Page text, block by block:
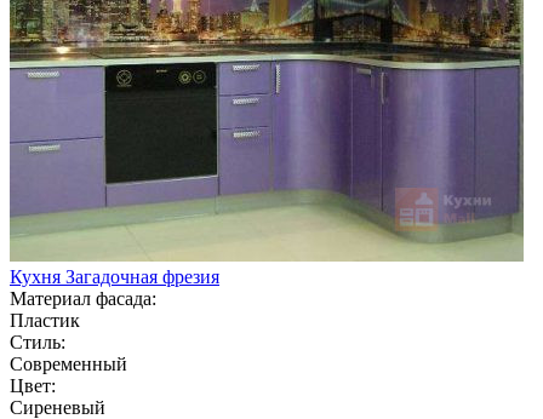
Кухня Загадочная фрезия
Материал фасада:
Пластик
Стиль:
Современный
Цвет:
Сиреневый